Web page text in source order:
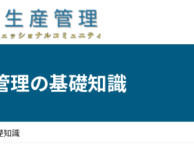
理の基礎知識
知識